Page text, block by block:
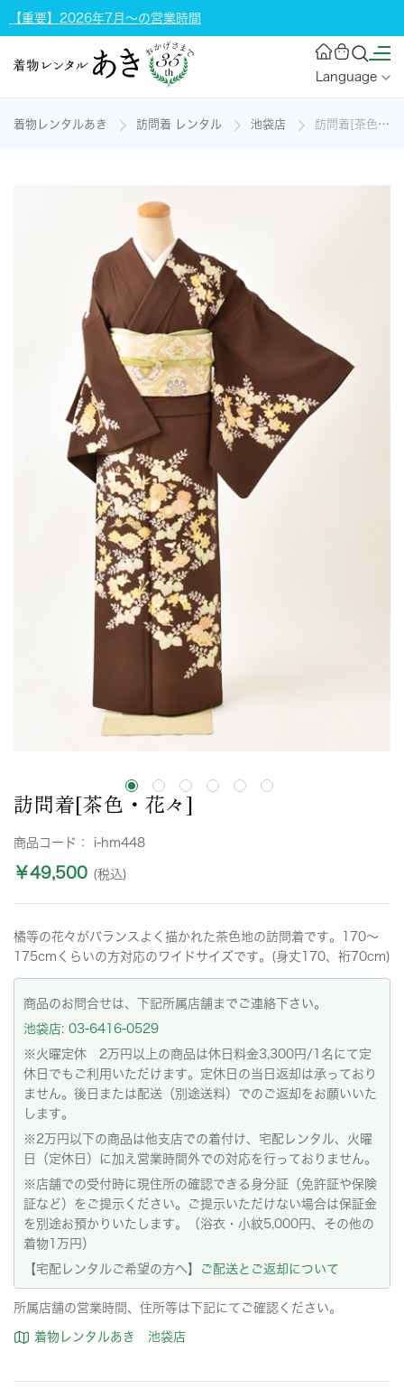
【重要】2026年7月～の営業時間
Language
着物レンタルあき 訪問着 レンタル 池袋店 訪問着[茶色・花々]の着物レンタル
訪問着[茶色・花々]
商品コード： i-hm448
￥49,500 (税込)
橘等の花々がバランスよく描かれた茶色地の訪問着です。170〜
175cmくらいの方対応のワイドサイズです。(身丈170、裄70cm)
商品のお問合せは、下記所属店舗までご連絡下さい。
池袋店: 03-6416-0529
※火曜定休 2万円以上の商品は休日料金3,300円/1名にて定
休日でもご利用いただけます。定休日の当日返却は承っており
ません。後日または配送（別途送料）でのご返却をお願いいた
します。
※2万円以下の商品は他支店での着付け、宅配レンタル、火曜
日（定休日）に加え営業時間外での対応を行っておりません。
※店舗での受付時に現住所の確認できる身分証（免許証や保険
証など）をご提示ください。ご提示いただけない場合は保証金
を別途お預かりいたします。（浴衣・小紋5,000円、その他の
着物1万円）
【宅配レンタルご希望の方へ】
ご配送とご返却について
所属店舗の営業時間、住所等は下記にてご確認ください。
着物レンタルあき 池袋店